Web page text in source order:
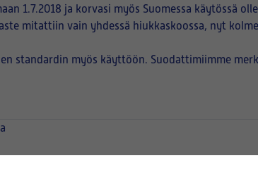
1.7.2018 ja korvasi myös Suomessa käytössä
mitattiin vain yhdessä hiukkaskoossa, nyt
standardin myös käyttöön. Suodattimiimme